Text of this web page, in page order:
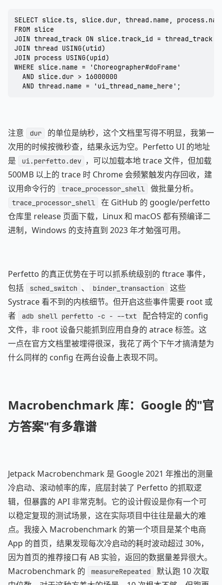
SELECT slice.ts, slice.dur, thread.name,
FROM slice
JOIN thread_track ON slice.track_id =
JOIN thread USING(utid)
JOIN process USING(upid)
WHERE slice.name = 'Choreographer#doFrame'
  AND slice.dur > 16000000
  AND thread.name = 'ui_thread_name_here';
注意 dur
的单位是纳秒，这个文档里写得不明显，我第一
次用的时候按微秒查，结果永远为空。Perfetto UI 的地址
是
ui.perfetto.dev ，可以加载本地 trace 文件，但加载
500MB 以上的 trace 时 Chrome 会频繁触发内存回收，建
议用命令行的
trace_processor_shell 做批量分析。
trace_processor_shell
在 GitHub 的 google/perfetto
仓库里 release 页面下载，Linux 和 macOS 都有预编译二
进制，Windows 的支持直到 2023 年才勉强可用。
Perfetto 的真正优势在于可以抓系统级别的 ftrace 事件，
包括
sched_switch 、 binder_transaction
这些
Systrace 看不到的内核细节。但开启这些事件需要 root 或
者
adb shell perfetto -c - --txt
配合特定的 config
文件，非 root 设备只能抓到应用自身的 atrace 标签。这
一点在官方文档里被埋得很深，我花了两个下午才搞清楚为
什么同样的 config 在两台设备上表现不同。
Macrobenchmark 库：Google 的"官
方答案"有多靠谱
Jetpack Macrobenchmark 是 Google 2021 年推出的测量
冷启动、滚动帧率的库，底层封装了 Perfetto 的抓取逻
辑，但暴露的 API 非常克制。它的设计假设是你有一个可
以稳定复现的测试场景，这在实际项目中往往是最大的难
点。我接入 Macrobenchmark 的第一个项目是某个电商
App 的首页，结果发现每次冷启动的耗时波动超过 30%，
因为首页的推荐接口有 AB 实验，返回的数据量差异很大。
Macrobenchmark 的
measureRepeated
默认跑 10 次取